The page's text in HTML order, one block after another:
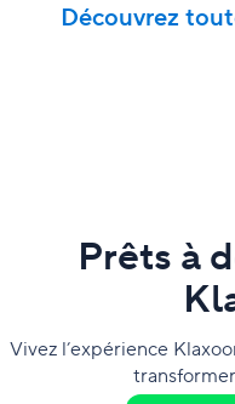
Découvrez
Prêts à
Vivez l’expérience